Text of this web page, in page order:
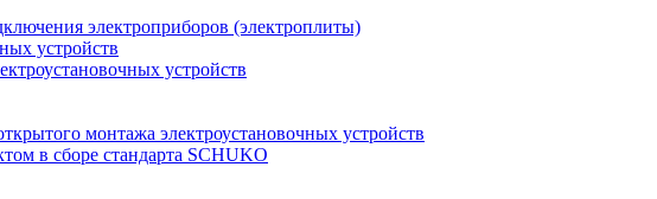
электроприборов (электроплиты)
устройств
устройств
монтажа электроустановочных устройств
в сборе стандарта SCHUKO